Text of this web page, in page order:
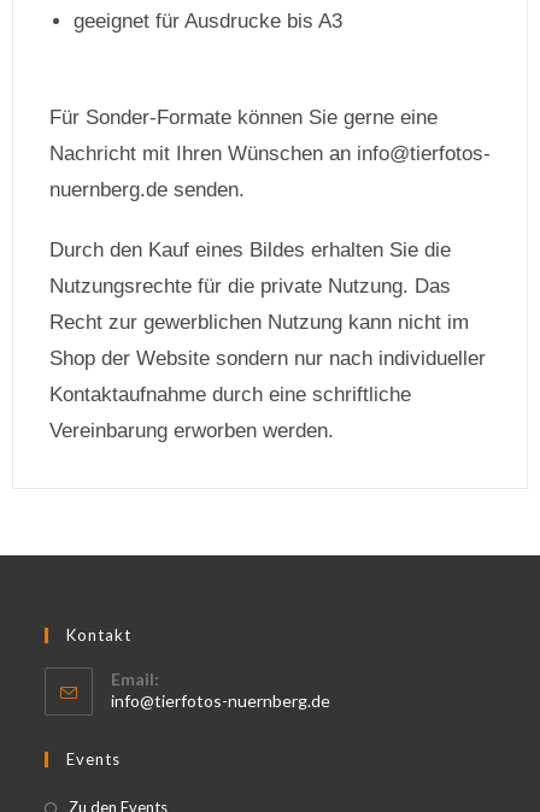
geeignet für Ausdrucke bis A3
Für Sonder-Formate können Sie gerne eine
Nachricht mit Ihren Wünschen an info@tierfotos-
nuernberg.de senden.
Durch den Kauf eines Bildes erhalten Sie die
Nutzungsrechte für die private Nutzung. Das
Recht zur gewerblichen Nutzung kann nicht im
Shop der Website sondern nur nach individueller
Kontaktaufnahme durch eine schriftliche
Vereinbarung erworben werden.
Kontakt
Email:
info@tierfotos-nuernberg.de
Events
Zu den Events